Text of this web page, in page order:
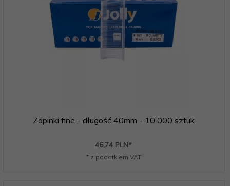
Zapinki fine - długość 40mm - 10 000 sztuk
46,74 PLN*
* z podatkiem VAT